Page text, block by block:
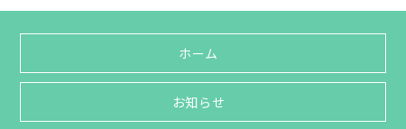
ホーム
お知らせ